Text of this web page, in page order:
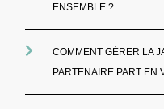
ENSEMBLE ?
COMMENT GÉRER LA
PARTENAIRE PART EN